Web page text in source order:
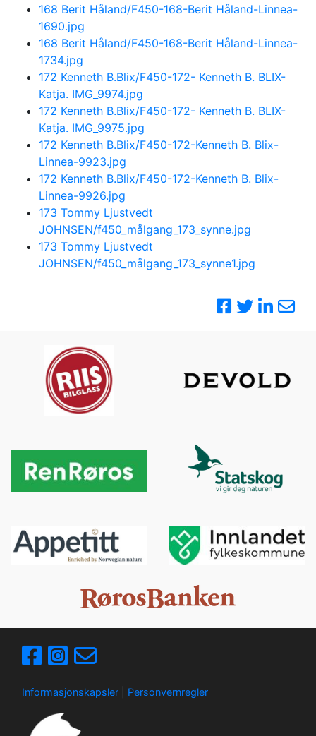
168 Berit Håland/F450-168-Berit Håland-Linnea-
1690.jpg
168 Berit Håland/F450-168-Berit Håland-Linnea-
1734.jpg
172 Kenneth B.Blix/F450-172- Kenneth B. BLIX-
Katja. IMG_9974.jpg
172 Kenneth B.Blix/F450-172- Kenneth B. BLIX-
Katja. IMG_9975.jpg
172 Kenneth B.Blix/F450-172-Kenneth B. Blix-
Linnea-9923.jpg
172 Kenneth B.Blix/F450-172-Kenneth B. Blix-
Linnea-9926.jpg
173 Tommy Ljustvedt
JOHNSEN/f450_målgang_173_synne.jpg
173 Tommy Ljustvedt
JOHNSEN/f450_målgang_173_synne1.jpg
Informasjonskapsler Personvernregler